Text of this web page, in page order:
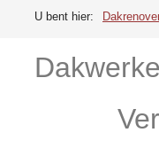
U bent hier: